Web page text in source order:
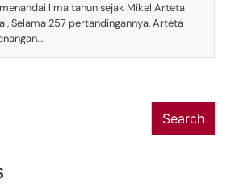
lima tahun sejak Mikel Arteta
Selama 257 pertandingannya, Arteta
Search